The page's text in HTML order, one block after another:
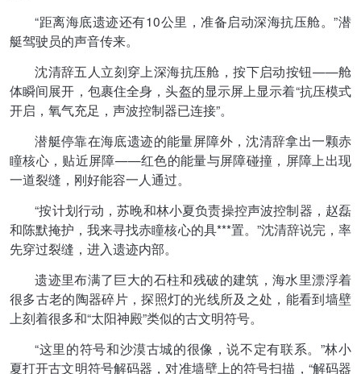
“距离海底遗迹还有10公里，准备启动深海抗压舱。”潜
艇驾驶员的声音传来。
沈清辞五人立刻穿上深海抗压舱，按下启动按钮——舱
体瞬间展开，包裹住全身，头盔的显示屏上显示着“抗压模式
开启，氧气充足，声波控制器已连接”。
潜艇停靠在海底遗迹的能量屏障外，沈清辞拿出一颗赤
瞳核心，贴近屏障——红色的能量与屏障碰撞，屏障上出现
一道裂缝，刚好能容一人通过。
“按计划行动，苏晚和林小夏负责操控声波控制器，赵磊
和陈默掩护，我来寻找赤瞳核心的具***置。”沈清辞说完，率
先穿过裂缝，进入遗迹内部。
遗迹里布满了巨大的石柱和残破的建筑，海水里漂浮着
很多古老的陶器碎片，探照灯的光线所及之处，能看到墙壁
上刻着很多和“太阳神殿”类似的古文明符号。
“这里的符号和沙漠古城的很像，说不定有联系。”林小
夏打开古文明符号解码器，对准墙壁上的符号扫描，“解码器